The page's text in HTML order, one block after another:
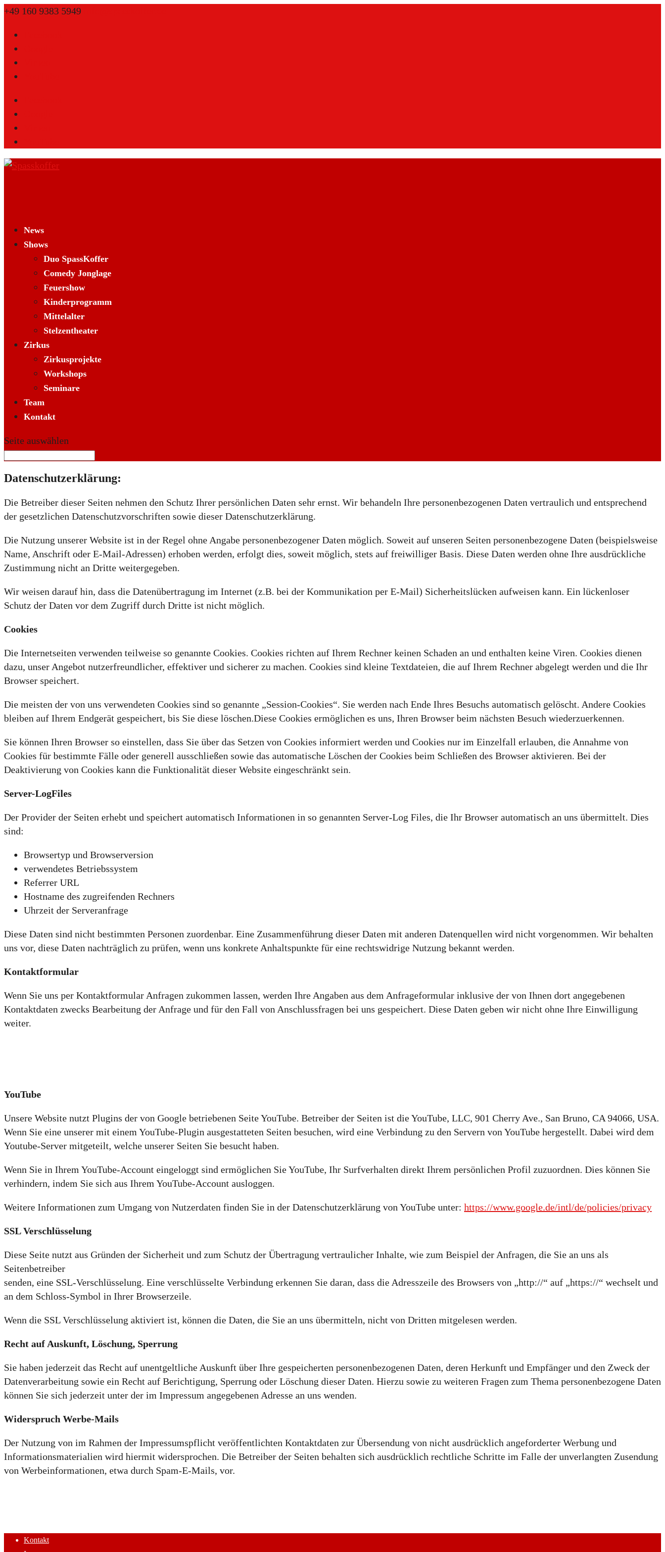
+49 160 9383 5949
News
Shows
Duo SpassKoffer
Comedy Jonglage
Feuershow
Kinderprogramm
Mittelalter
Stelzentheater
Zirkus
Zirkusprojekte
Workshops
Seminare
Team
Kontakt
Seite auswählen
Datenschutzerklärung:
Die Betreiber dieser Seiten nehmen den Schutz Ihrer persönlichen Daten sehr ernst. Wir behandeln Ihre personenbezogenen Daten vertraulich und entsprechend
der gesetzlichen Datenschutzvorschriften sowie dieser Datenschutzerklärung.
Die Nutzung unserer Website ist in der Regel ohne Angabe personenbezogener Daten möglich. Soweit auf unseren Seiten personenbezogene Daten (beispielsweise
Name, Anschrift oder E-Mail-Adressen) erhoben werden, erfolgt dies, soweit möglich, stets auf freiwilliger Basis. Diese Daten werden ohne Ihre ausdrückliche
Zustimmung nicht an Dritte weitergegeben.
Wir weisen darauf hin, dass die Datenübertragung im Internet (z.B. bei der Kommunikation per E-Mail) Sicherheitslücken aufweisen kann. Ein lückenloser
Schutz der Daten vor dem Zugriff durch Dritte ist nicht möglich.
Cookies
Die Internetseiten verwenden teilweise so genannte Cookies. Cookies richten auf Ihrem Rechner keinen Schaden an und enthalten keine Viren. Cookies dienen
dazu, unser Angebot nutzerfreundlicher, effektiver und sicherer zu machen. Cookies sind kleine Textdateien, die auf Ihrem Rechner abgelegt werden und die Ihr
Browser speichert.
Die meisten der von uns verwendeten Cookies sind so genannte „Session-Cookies“. Sie werden nach Ende Ihres Besuchs automatisch gelöscht. Andere Cookies
bleiben auf Ihrem Endgerät gespeichert, bis Sie diese löschen.Diese Cookies ermöglichen es uns, Ihren Browser beim nächsten Besuch wiederzuerkennen.
Sie können Ihren Browser so einstellen, dass Sie über das Setzen von Cookies informiert werden und Cookies nur im Einzelfall erlauben, die Annahme von
Cookies für bestimmte Fälle oder generell ausschließen sowie das automatische Löschen der Cookies beim Schließen des Browser aktivieren. Bei der
Deaktivierung von Cookies kann die Funktionalität dieser Website eingeschränkt sein.
Server-LogFiles
Der Provider der Seiten erhebt und speichert automatisch Informationen in so genannten Server-Log Files, die Ihr Browser automatisch an uns übermittelt. Dies
sind:
Browsertyp und Browserversion
verwendetes Betriebssystem
Referrer URL
Hostname des zugreifenden Rechners
Uhrzeit der Serveranfrage
Diese Daten sind nicht bestimmten Personen zuordenbar. Eine Zusammenführung dieser Daten mit anderen Datenquellen wird nicht vorgenommen. Wir behalten
uns vor, diese Daten nachträglich zu prüfen, wenn uns konkrete Anhaltspunkte für eine rechtswidrige Nutzung bekannt werden.
Kontaktformular
Wenn Sie uns per Kontaktformular Anfragen zukommen lassen, werden Ihre Angaben aus dem Anfrageformular inklusive der von Ihnen dort angegebenen
Kontaktdaten zwecks Bearbeitung der Anfrage und für den Fall von Anschlussfragen bei uns gespeichert. Diese Daten geben wir nicht ohne Ihre Einwilligung
weiter.
YouTube
Unsere Website nutzt Plugins der von Google betriebenen Seite YouTube. Betreiber der Seiten ist die YouTube, LLC, 901 Cherry Ave., San Bruno, CA 94066, USA.
Wenn Sie eine unserer mit einem YouTube-Plugin ausgestatteten Seiten besuchen, wird eine Verbindung zu den Servern von YouTube hergestellt. Dabei wird dem
Youtube-Server mitgeteilt, welche unserer Seiten Sie besucht haben.
Wenn Sie in Ihrem YouTube-Account eingeloggt sind ermöglichen Sie YouTube, Ihr Surfverhalten direkt Ihrem persönlichen Profil zuzuordnen. Dies können Sie
verhindern, indem Sie sich aus Ihrem YouTube-Account ausloggen.
Weitere Informationen zum Umgang von Nutzerdaten finden Sie in der Datenschutzerklärung von YouTube unter: https://www.google.de/intl/de/policies/privacy
SSL Verschlüsselung
Diese Seite nutzt aus Gründen der Sicherheit und zum Schutz der Übertragung vertraulicher Inhalte, wie zum Beispiel der Anfragen, die Sie an uns als
Seitenbetreiber
senden, eine SSL-Verschlüsselung. Eine verschlüsselte Verbindung erkennen Sie daran, dass die Adresszeile des Browsers von „http://“ auf „https://“ wechselt und
an dem Schloss-Symbol in Ihrer Browserzeile.
Wenn die SSL Verschlüsselung aktiviert ist, können die Daten, die Sie an uns übermitteln, nicht von Dritten mitgelesen werden.
Recht auf Auskunft, Löschung, Sperrung
Sie haben jederzeit das Recht auf unentgeltliche Auskunft über Ihre gespeicherten personenbezogenen Daten, deren Herkunft und Empfänger und den Zweck der
Datenverarbeitung sowie ein Recht auf Berichtigung, Sperrung oder Löschung dieser Daten. Hierzu sowie zu weiteren Fragen zum Thema personenbezogene Daten
können Sie sich jederzeit unter der im Impressum angegebenen Adresse an uns wenden.
Widerspruch Werbe-Mails
Der Nutzung von im Rahmen der Impressumspflicht veröffentlichten Kontaktdaten zur Übersendung von nicht ausdrücklich angeforderter Werbung und
Informationsmaterialien wird hiermit widersprochen. Die Betreiber der Seiten behalten sich ausdrücklich rechtliche Schritte im Falle der unverlangten Zusendung
von Werbeinformationen, etwa durch Spam-E-Mails, vor.
Kontakt